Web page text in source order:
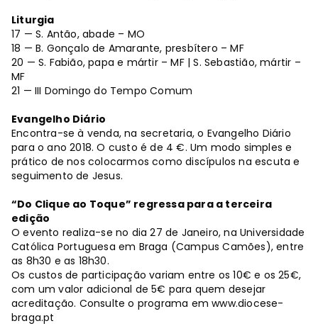
Liturgia
17 — S. Antão, abade – MO
18 — B. Gonçalo de Amarante, presbítero – MF
20 — S. Fabião, papa e mártir – MF | S. Sebastião, mártir –
MF
21 — III Domingo do Tempo Comum
Evangelho Diário
Encontra-se à venda, na secretaria, o Evangelho Diário
para o ano 2018. O custo é de 4 €. Um modo simples e
prático de nos colocarmos como discípulos na escuta e
seguimento de Jesus.
“Do Clique ao Toque” regressa para a terceira
edição
O evento realiza-se no dia 27 de Janeiro, na Universidade
Católica Portuguesa em Braga (Campus Camões), entre
as 8h30 e as 18h30.
Os custos de participação variam entre os 10€ e os 25€,
com um valor adicional de 5€ para quem desejar
acreditação. Consulte o programa em www.diocese-
braga.pt